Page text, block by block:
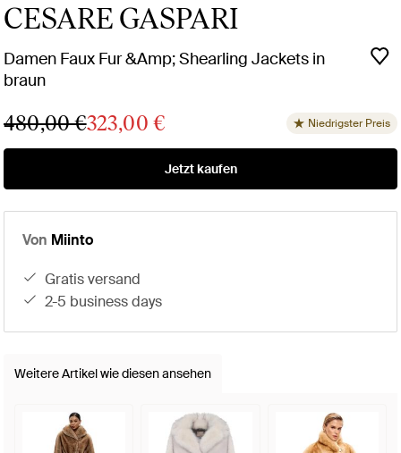
CESARE GASPARI
Damen Faux Fur &Amp; Shearling Jackets in
braun
480,00 €323,00 € Niedrigster Preis
Jetzt kaufen
Von Miinto
gratis versand
2-5 business days
Weitere Artikel wie diesen ansehen